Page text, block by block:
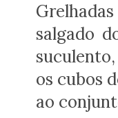
salgado
os cubos
ao